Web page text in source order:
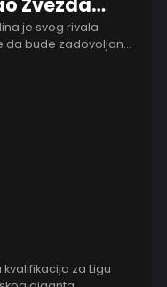
je svog rivala
da bude zadovoljan
za Ligu